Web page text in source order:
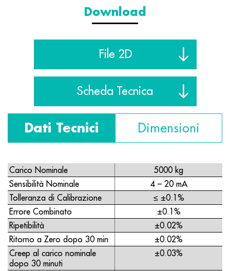
Download
File 2D
Scheda Tecnica
Dati Tecnici Dimensioni
Carico Nominale
5000 kg
Sensibilità Nominale
4 – 20 mA
Tolleranza di Calibrazione
≤ ±0.1%
Errore Combinato
±0.1%
Ripetibilità
±0.02%
Ritorno a Zero dopo 30 min
±0.02%
Creep al carico nominale
dopo 30 minuti
±0.03%